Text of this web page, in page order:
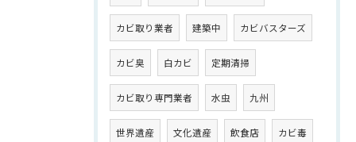
カビ取り業者 建築中 カビバスターズ
カビ臭 白カビ 定期清掃
カビ取り専門業者 水虫 九州
世界遺産 文化遺産 飲食店 カビ毒